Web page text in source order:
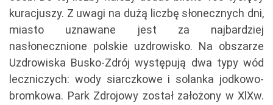
kuracjuszy. Z uwagi na dużą liczbę słonecznych dni,
miasto uznawane jest za najbardziej
nasłonecznione polskie uzdrowisko. Na obszarze
Uzdrowiska Busko-Zdrój występują dwa typy wód
leczniczych: wody siarczkowe i solanka jodkowo-
bromkowa. Park Zdrojowy został założony w XlXw.